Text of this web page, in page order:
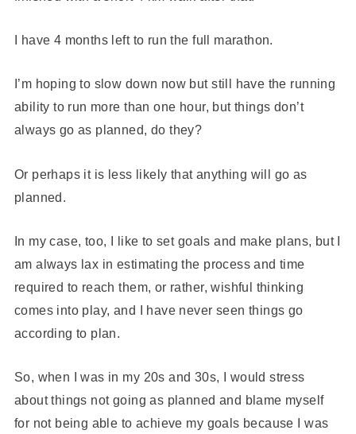
I have 4 months left to run the full marathon.
I’m hoping to slow down now but still have the running
ability to run more than one hour, but things don’t
always go as planned, do they?
Or perhaps it is less likely that anything will go as
planned.
In my case, too, I like to set goals and make plans, but I
am always lax in estimating the process and time
required to reach them, or rather, wishful thinking
comes into play, and I have never seen things go
according to plan.
So, when I was in my 20s and 30s, I would stress
about things not going as planned and blame myself
for not being able to achieve my goals because I was